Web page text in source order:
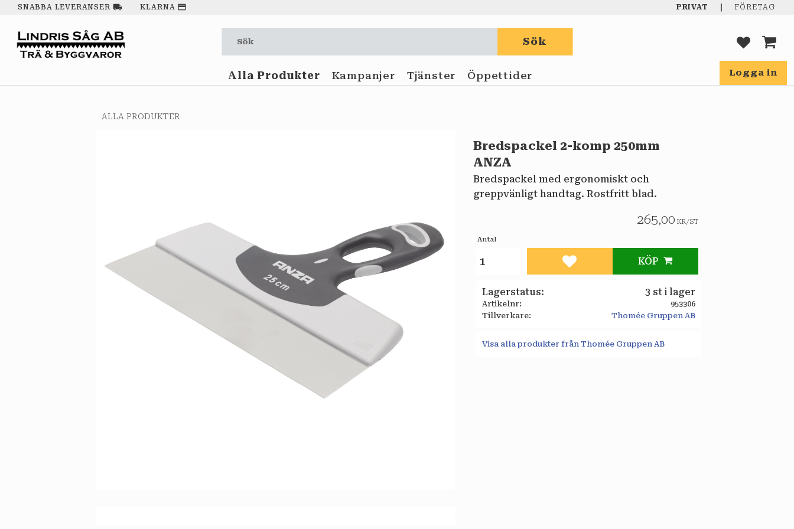
SNABBA LEVERANSER local_shipping KLARNA payment PRIVAT FÖRETAG
Logga in
Sök
Alla Produkter Kampanjer Tjänster Öppettider
ALLA PRODUKTER
Bredspackel 2-komp 250mm
ANZA
Bredspackel med ergonomiskt och
greppvänligt handtag. Rostfritt blad.
265,00 KR/ST
Antal
KÖP
Lägg till i favoriter
Lagerstatus 3 st i lager
Artikelnr
953306
Tillverkare
Thomée Gruppen AB
Visa alla produkter från Thomée Gruppen AB